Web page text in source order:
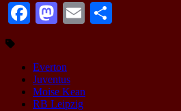
Facebook
Mastodon
Email
Everton
Juventus
Moise Kean
RB Leipzig